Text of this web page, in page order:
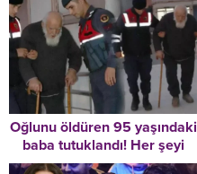
Oğlunu öldüren 95 yaşındaki
baba tutuklandı! Her şeyi
itiraf etti